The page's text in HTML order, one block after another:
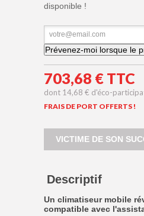
disponible !
Prévenez-moi lorsque le
703,68 € TTC
dont 14,68 € d'éco-
FRAIS DE PORT OFFERTS !
VICTIME DE SON
Descriptif
Un climatiseur mobile
compatible avec